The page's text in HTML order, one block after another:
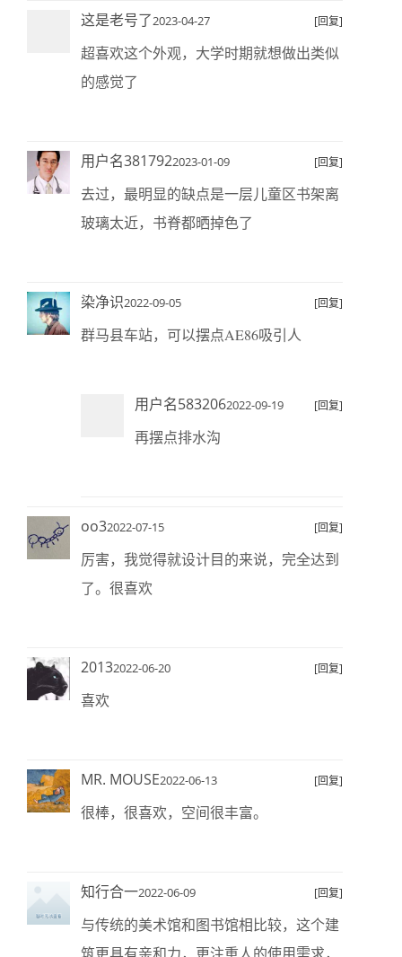
这是老号了2023-04-27 [回复]
超喜欢这个外观，大学时期就想做出类似
的感觉了
用户名3817922023-01-09 [回复]
去过，最明显的缺点是一层儿童区书架离
玻璃太近，书脊都晒掉色了
染净识2022-09-05 [回复]
群马县车站，可以摆点AE86吸引人
用户名5832062022-09-19 [回复]
再摆点排水沟
oo32022-07-15 [回复]
厉害，我觉得就设计目的来说，完全达到
了。很喜欢
20132022-06-20 [回复]
喜欢
MR. MOUSE2022-06-13 [回复]
很棒，很喜欢，空间很丰富。
知行合一2022-06-09 [回复]
与传统的美术馆和图书馆相比较，这个建
筑更具有亲和力，更注重人的使用需求，